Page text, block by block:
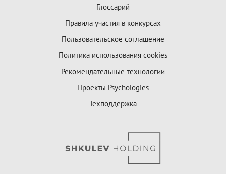
Глоссарий
Правила участия в конкурсах
Пользовательское соглашение
Политика использования cookies
Рекомендательные технологии
Проекты Psychologies
Техподдержка